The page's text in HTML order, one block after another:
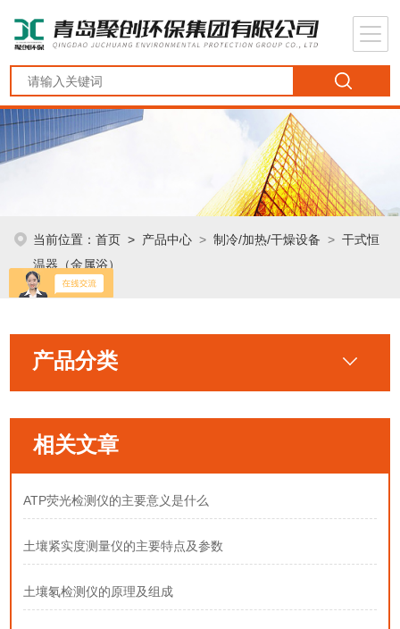
当前位置：首页 > 产品中心 >制冷/加热/干燥设备 >干式恒
温器（金属浴）
产品分类
相关文章
ATP荧光检测仪的主要意义是什么
土壤紧实度测量仪的主要特点及参数
土壤氡检测仪的原理及组成